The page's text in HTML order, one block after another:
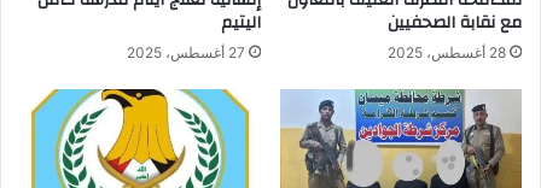
مع نقابة الصحفيين
28 أغسطس، 2025
اليتيم
27 أغسطس، 2025